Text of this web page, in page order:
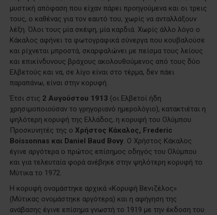
μυστική απόφαση που είχαν πάρει προηγούμενα και οι τρεις
τους, ο καθένας για τον εαυτό του, χωρίς να ανταλλάξουν
λέξη. Όλοι τους μία σκέψη, μία καρδιά. Χωρίς άλλο λόγο ο
Κάκαλος αφήνει τα φωτογραφικά σύνεργα που κουβαλούσε
και ρίχνεται μπροστά, σκαρφαλώνει με πείσμα τους λείους
και επικίνδυνους βράχους ακολουθούμενος από τους δύο
Ελβετούς και να, σε λίγο είναι στο τέρμα, δεν πάει
παραπάνω, είναι στην κορυφή.
Έτσι στις 2 Αυγούστου 1913 (οι Ελβετοί ήδη
χρησιμοποιούσαν το γρηγοριανό ημερολόγιο), κατακτιέται η
ψηλότερη κορυφή της Ελλάδος, η κορυφή του Ολύμπου.
Προσκυνητές της ο Χρήστος Κάκαλος, Frederic
Boissonnas και Daniel Baud Bovy. Ο Χρήστος Κάκαλος
έγινε αργότερα ο πρώτος επίσημος οδηγός του Ολύμπου
και για τελευταία φορά ανέβηκε στην ψηλότερη κορυφή το
Μύτικα το 1972.
Η κορυφή ονομάστηκε αρχικά «Κορυφή Βενιζέλος»
(Μύτικας ονομάστηκε αργότερα) και η αφήγηση της
ανάβασης έγινε επίσημα γνωστή το 1919 με την έκδοση του